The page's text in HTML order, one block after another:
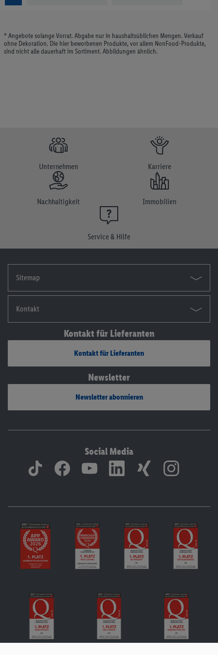
* Angebote solange Vorrat. Abgabe nur in haushaltsüblichen Mengen. Verkauf
ohne Dekoration. Die hier beworbenen Produkte, vor allem NonFood-Produkte,
sind nicht alle dauerhaft im Sortiment. Abbildungen ähnlich.
Unternehmen Karriere
Nachhaltigkeit Immobilien
Service & Hilfe
Sitemap
Kontakt
Kontakt für Lieferanten
Kontakt für Lieferanten
Newsletter
Newsletter abonnieren
Social Media